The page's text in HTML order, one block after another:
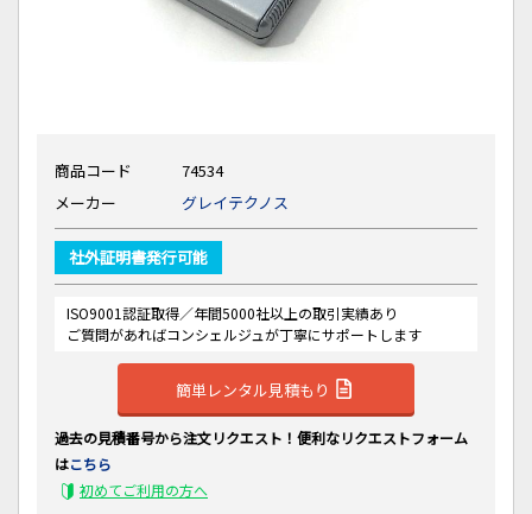
商品コード
74534
メーカー
グレイテクノス
社外証明書発行可能
ISO9001認証取得／年間5000社以上の取引実績あり
ご質問があればコンシェルジュが丁寧にサポートします
簡単レンタル見積もり
過去の見積番号から注文リクエスト！便利なリクエストフォーム
はこちら
初めてご利用の方へ